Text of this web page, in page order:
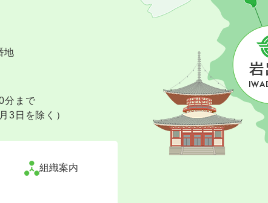
地
分まで
3日を除く）
組織案内